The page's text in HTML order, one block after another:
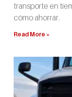
transporte en
cómo ahorrar.
Read More »